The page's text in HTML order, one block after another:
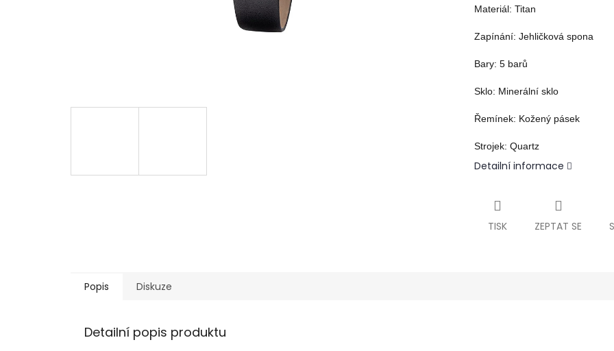
Materiál: Titan
Zapínání: Jehličková spona
Bary: 5 barů
Sklo: Minerální sklo
Řemínek: Kožený pásek
Strojek: Quartz
Detailní informace
TISK ZEPTAT SE
Popis Diskuze
Detailní popis produktu